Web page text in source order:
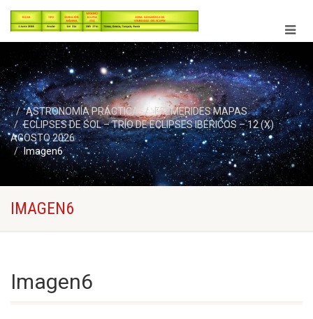
ASTRONOMÍA PRÁCTICA
EFEMERIDES MAPAS
ECLIPSES DE SOL – TRÍO DE ECLIPSES IBÉRICOS – 12 (X)
AGOSTO 2026
Imagen6
IMAGEN6
Imagen6